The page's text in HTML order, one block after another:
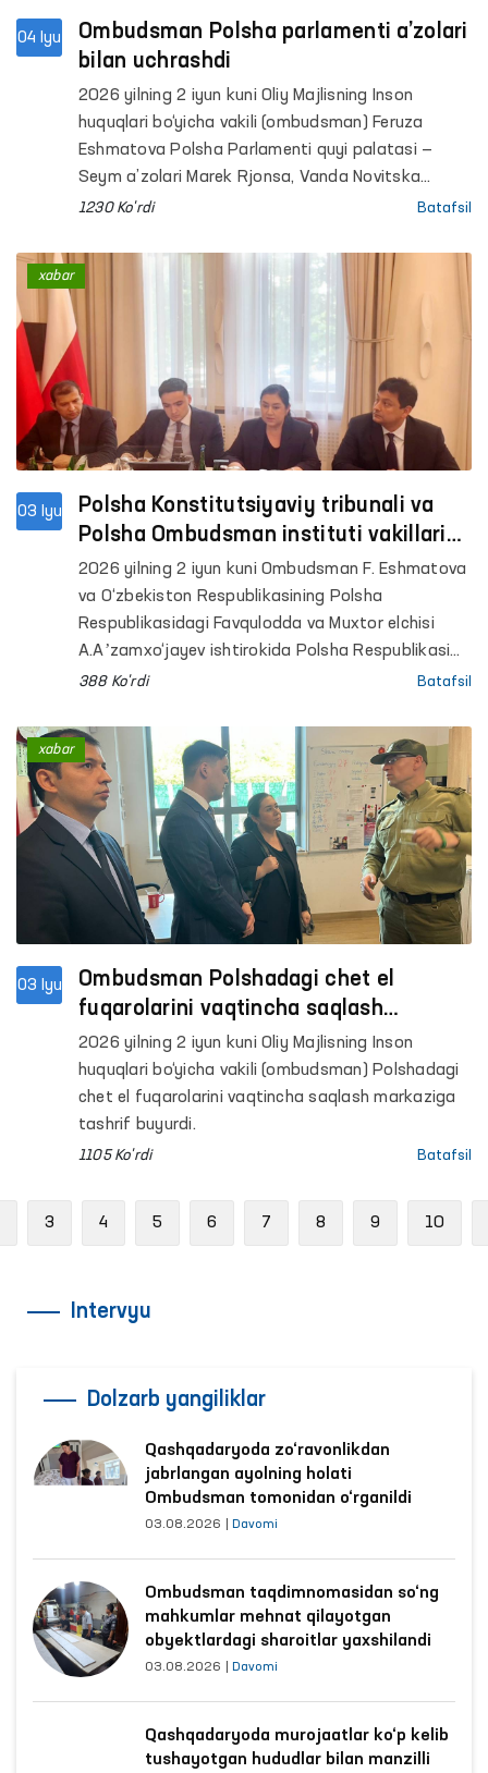
04 Iyu
Ombudsman Polsha parlamenti a’zolari
bilan uchrashdi
2026 yilning 2 iyun kuni Oliy Majlisning Inson
huquqlari bo‘yicha vakili (ombudsman) Feruza
Eshmatova Polsha Parlamenti quyi palatasi —
Seym a’zolari Marek Rjonsa, Vanda Novitska
hamda Alitsiya Lepkovska-Golas bilan uchrashuv
1230 Ko'rdi Batafsil
03 Iyu
Polsha Konstitutsiyaviy tribunali va
Polsha Ombudsman instituti vakillari
bilan muloqot
2026 yilning 2 iyun kuni Ombudsman F. Eshmatova
va O‘zbekiston Respublikasining Polsha
Respublikasidagi Favqulodda va Muxtor elchisi
A.Aʼzamxo‘jayev ishtirokida Polsha Respublikasi
Konstitutsiyaviy tribunali (Konstitutsiyaviy sud)
uchrashuv o‘tkazdi.
388 Ko'rdi Batafsil
xabar
03 Iyu
Ombudsman Polshadagi chet el
fuqarolarini vaqtincha saqlash
markazida fuqarolarimiz bilan ko‘rishib,
sharoitlar bilan tanishdi
2026 yilning 2 iyun kuni Oliy Majlisning Inson
huquqlari bo‘yicha vakili (ombudsman) Polshadagi
chet el fuqarolarini vaqtincha saqlash markaziga
tashrif buyurdi.
1105 Ko'rdi Batafsil
xabar
3 4 5 6 7 8 9 10
Intervyu
Dolzarb yangiliklar
Qashqadaryoda zo‘ravonlikdan
jabrlangan ayolning holati
Ombudsman tomonidan o‘rganildi
03.08.2026 Davomi
Ombudsman taqdimnomasidan so‘ng
mahkumlar mehnat qilayotgan
obyektlardagi sharoitlar yaxshilandi
03.08.2026 Davomi
Qashqadaryoda murojaatlar ko‘p kelib
tushayotgan hududlar bilan manzilli